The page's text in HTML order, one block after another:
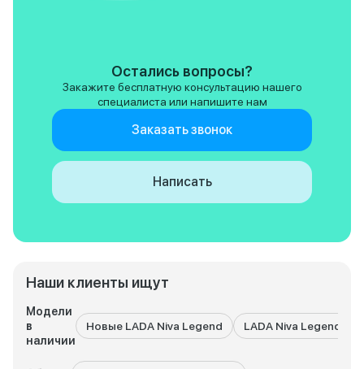
Наши клиенты ищут
Модели
в
наличии
Новые LADA Niva Legend LADA Niva Legend с
дешевые и
огромный плюс!
Остались вопросы?
Закажите бесплатную консультацию нашего
специалиста или напишите нам
Заказать звонок
Написать